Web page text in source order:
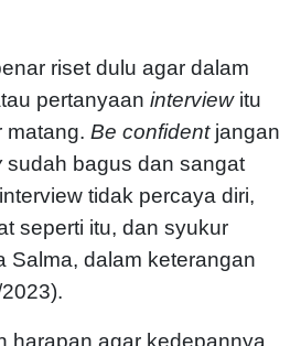
riset dulu agar dalam
pertanyaan interviewitu
matang. Be confidentjangan
sudah bagus dan sangat
tidak percaya diri,
seperti itu, dan syukur
Salma, dalam keterangan
harapan agar kedepannya